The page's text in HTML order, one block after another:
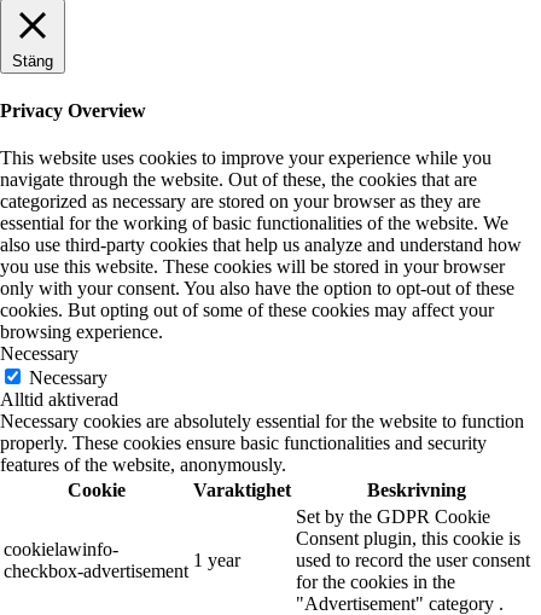
Stäng
Privacy Overview
This website uses cookies to improve your experience while you
navigate through the website. Out of these, the cookies that are
categorized as necessary are stored on your browser as they are
essential for the working of basic functionalities of the website. We
also use third-party cookies that help us analyze and understand how
you use this website. These cookies will be stored in your browser
only with your consent. You also have the option to opt-out of these
cookies. But opting out of some of these cookies may affect your
browsing experience.
Necessary
Necessary
Alltid aktiverad
Necessary cookies are absolutely essential for the website to function
properly. These cookies ensure basic functionalities and security
features of the website, anonymously.
Cookie
Varaktighet Beskrivning
cookielawinfo-
checkbox-advertisement
1 year
Set by the GDPR Cookie
Consent plugin, this cookie is
used to record the user consent
for the cookies in the
"Advertisement" category .